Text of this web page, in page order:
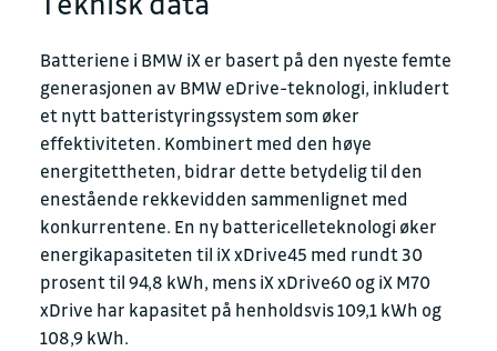
Batteriene i BMW iX er basert på den nyeste femte
generasjonen av BMW eDrive-teknologi, inkludert
et nytt batteristyringssystem som øker
effektiviteten. Kombinert med den høye
energitettheten, bidrar dette betydelig til den
enestående rekkevidden sammenlignet med
konkurrentene. En ny battericelleteknologi øker
energikapasiteten til iX xDrive45 med rundt 30
prosent til 94,8 kWh, mens iX xDrive60 og iX M70
xDrive har kapasitet på henholdsvis 109,1 kWh og
108,9 kWh.